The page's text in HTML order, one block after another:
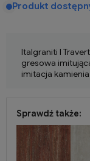
Produkt
Italgraniti I
gresowa
imitacja kamienia
Sprawdź także: